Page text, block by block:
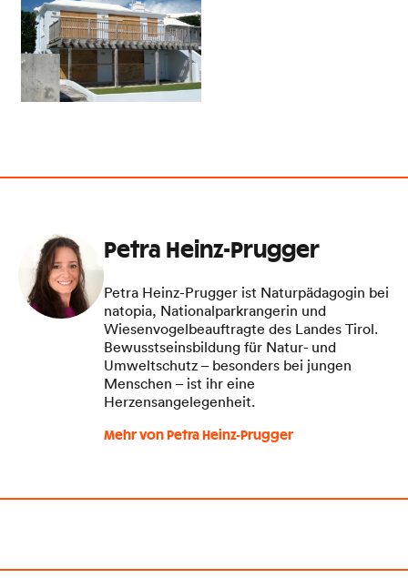
Petra Heinz-Prugger
Petra Heinz-Prugger ist Naturpädagogin bei
natopia, Nationalparkrangerin und
Wiesenvogelbeauftragte des Landes Tirol.
Bewusstseinsbildung für Natur- und
Umweltschutz – besonders bei jungen
Menschen – ist ihr eine
Herzensangelegenheit.
Mehr von Petra Heinz-Prugger